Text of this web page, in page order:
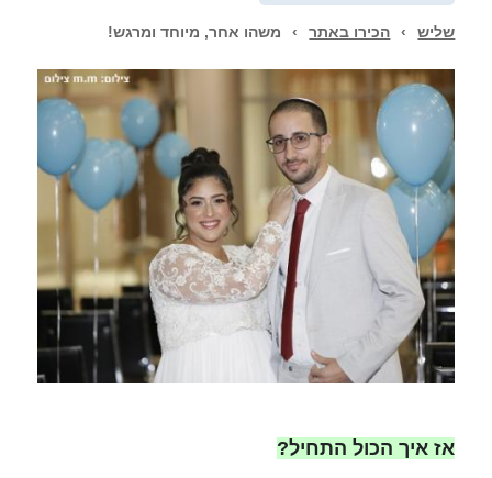
שליש › הכירו באתר › משהו אחר, מיוחד ומרגש!
אז איך הכול התחיל?